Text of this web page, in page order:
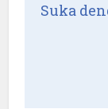
Suka